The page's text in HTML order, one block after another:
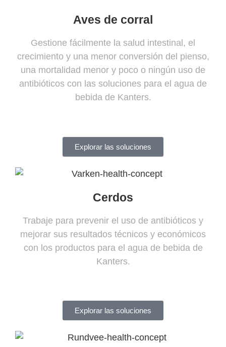
Aves de corral
Gestione fácilmente la salud intestinal, el
crecimiento y una menor conversión del pienso,
una mortalidad menor y poco o ningún uso de
antibióticos con las soluciones para el agua de
bebida de Kanters.
Explorar las soluciones
Cerdos
Trabaje para prevenir el uso de antibióticos y
mejorar sus resultados técnicos y económicos
con los productos para el agua de bebida de
Kanters.
Explorar las soluciones